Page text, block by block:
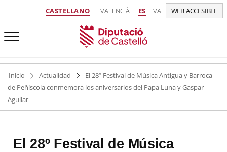
CASTELLANO VALENCIÀ ES VA WEB ACCESIBLE
Inicio Actualidad
El 28º Festival de Música Antigua y Barroca
de Peñíscola conmemora los aniversarios del Papa Luna y Gaspar
Aguilar
El 28º Festival de Música